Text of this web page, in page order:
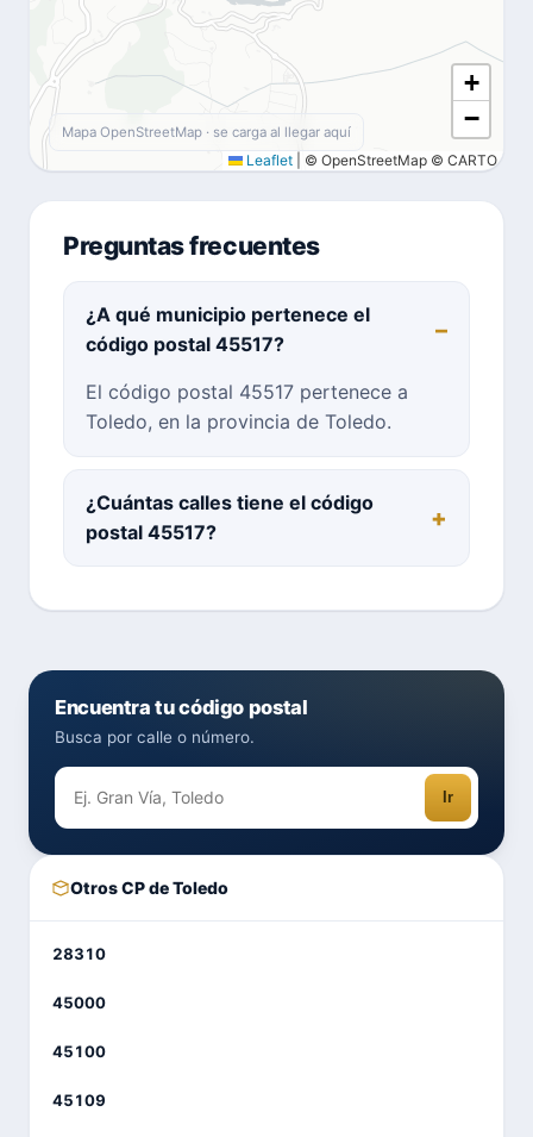
+
−
Leaflet © OpenStreetMap © CARTO
Mapa OpenStreetMap · se carga al llegar aquí
Preguntas frecuentes
¿A qué municipio pertenece el
código postal 45517?
El código postal 45517 pertenece a
Toledo, en la provincia de Toledo.
¿Cuántas calles tiene el código
postal 45517?
Encuentra tu código postal
Busca por calle o número.
Ir
Otros CP de Toledo
28310
45000
45100
45109